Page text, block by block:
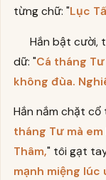
từng chữ: "Lục
Hắn bật cười,
dữ: "Cá tháng
không đùa.
Hắn nắm chặt cổ
tháng Tư mà
Thâm," tôi gạt
mạnh miệng lúc